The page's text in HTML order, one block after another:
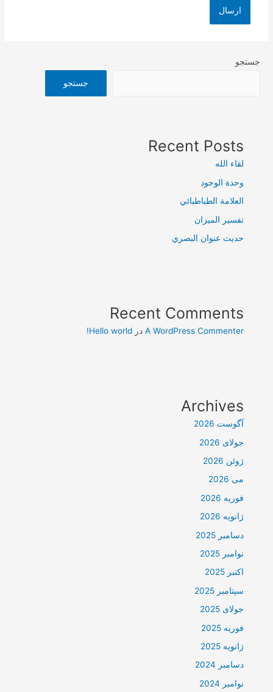
جستجو
جستجو
Recent Posts
لقاء الله
وحدة الوجود
العلامة الطباطبائي
تفسير الميزان
حديث عنوان البصري
Recent Comments
A WordPress Commenter درHello world!
Archives
آگوست 2026
جولای 2026
ژوئن 2026
می 2026
فوریه 2026
ژانویه 2026
دسامبر 2025
نوامبر 2025
اکتبر 2025
سپتامبر 2025
جولای 2025
فوریه 2025
ژانویه 2025
دسامبر 2024
نوامبر 2024